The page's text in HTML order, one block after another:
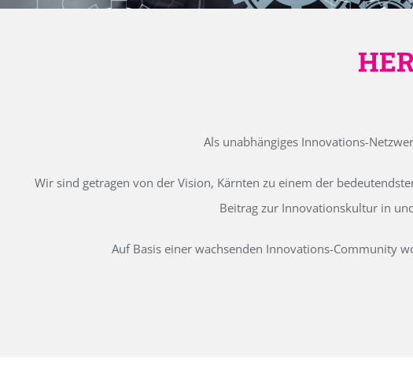
Als unabhängiges Innovations-
Wir sind getragen von der Vision, Kärnten zu einem der
Beitrag zur Innovationskultur in
Auf Basis einer wachsenden Innovations-Community